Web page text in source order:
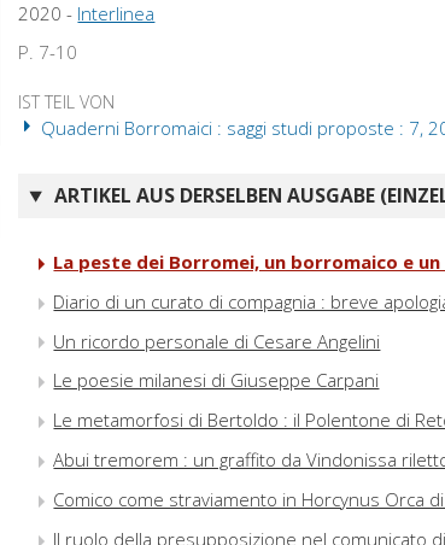
2020 - Interlinea
P. 7-10
IST TEIL VON
Quaderni Borromaici : saggi studi proposte : 7,
ARTIKEL AUS DERSELBEN AUSGABE
La peste dei Borromei, un borromaico e
Diario di un curato di compagnia : breve
Un ricordo personale di Cesare Angelini
Le poesie milanesi di Giuseppe Carpani
Le metamorfosi di Bertoldo : il Polentone di
Abui tremorem : un graffito da Vindonissa
Comico come straviamento in Horcynus Orca
Il ruolo della presupposizione nel comunicato